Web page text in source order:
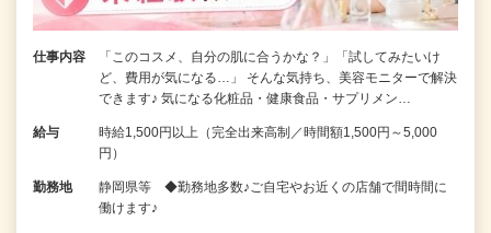
仕事内容
「このコスメ、自分の肌に合うかな？」「試してみたいけ
ど、費用が気になる…」 そんな気持ち、美容モニターで解決
できます♪ 気になる化粧品・健康食品・サプリメン…
給与
時給1,500円以上（完全出来高制／時間額1,500円～5,000
円）
勤務地
静岡県等 ◆勤務地多数♪ご自宅やお近くの店舗で間時間に
働けます♪